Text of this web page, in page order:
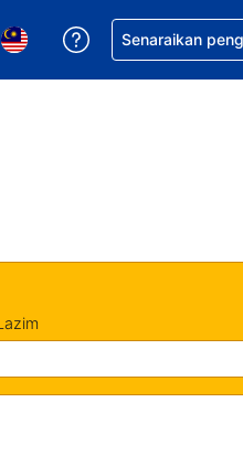
wang anda. Mata wang
Pilih bahasa anda. Bahasa
Dapatkan
Senaraikan